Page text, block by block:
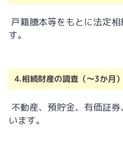
戸籍謄本等をもとに法定
す。
4.相続財産の調査（～3か月）
不動産、預貯金、有価証
います。